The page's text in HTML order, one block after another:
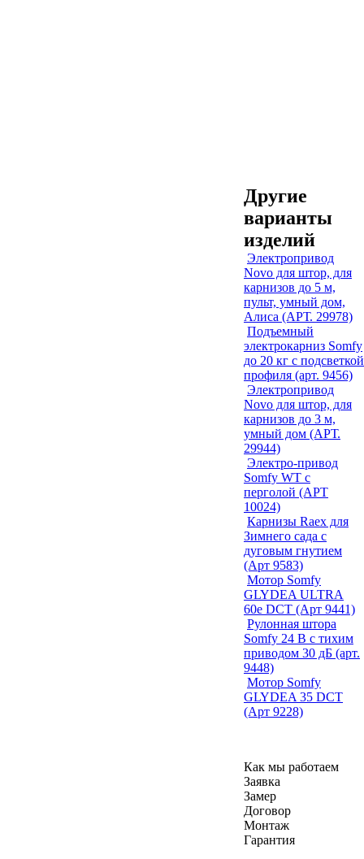
Другие
варианты
изделий
Электропривод
Novo для штор, для
карнизов до 5 м,
пульт, умный дом,
Алиса (АРТ. 29978)
Подъемный
электрокарниз Somfy
до 20 кг с подсветкой
профиля (арт. 9456)
Электропривод
Novo для штор, для
карнизов до 3 м,
умный дом (АРТ.
29944)
Электро-привод
Somfy WT с
перголой (АРТ
10024)
Карнизы Raex для
Зимнего сада с
дуговым гнутием
(Арт 9583)
Мотор Somfy
GLYDEA ULTRA
60e DCT (Арт 9441)
Рулонная штора
Somfy 24 В с тихим
приводом 30 дБ (арт.
9448)
Мотор Somfy
GLYDEA 35 DCT
(Арт 9228)
Как мы работаем
Заявка
Замер
Договор
Монтаж
Гарантия